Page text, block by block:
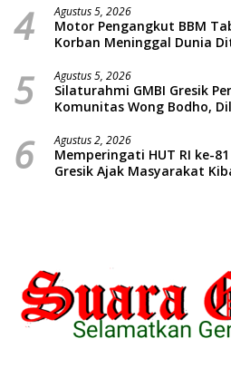
4 Agustus 5, 2026
Motor Pengangkut BBM
Korban Meninggal Dunia
5 Agustus 5, 2026
Silaturahmi GMBI Gresik
Komunitas Wong Bodho,
Massal dan Santunan Anak
6 Agustus 2, 2026
Memperingati HUT RI ke-
Gresik Ajak Masyarakat